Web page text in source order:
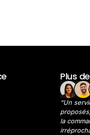
Plus
“Un
la